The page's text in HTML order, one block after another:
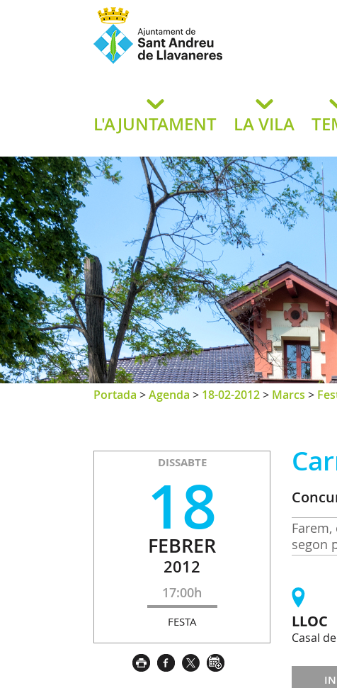
de
L'AJUNTAMENT LA VILA
Portada >Agenda > 18-02-2012> Marcs >
DISSABTE
18
FEBRER
2012
17:00h
FESTA
segon
LLOC
Casal